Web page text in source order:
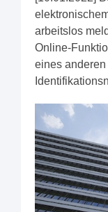
arbeitslos
Online-
eines